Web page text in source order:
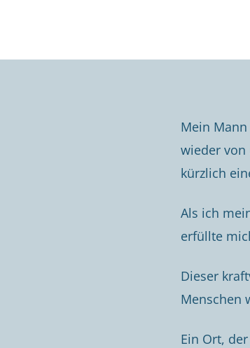
Mein
wieder
kürzlich
Als ich
erfüllte
Dieser
Menschen
Ein Ort,